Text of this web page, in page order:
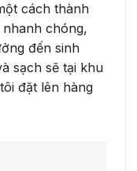
cách thành
chóng,
đến sinh
sạch sẽ tại khu
đặt lên hàng